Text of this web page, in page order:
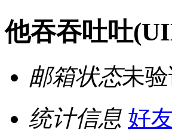
他吞吞吐吐
邮箱状态未
统计信息 好